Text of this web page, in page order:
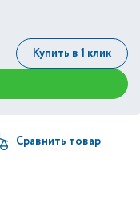
Купить в 1 клик